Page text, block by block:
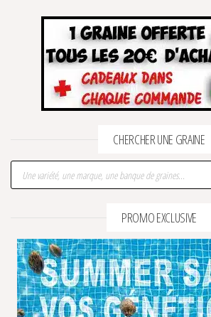
CHERCHER UNE GRAINE
Recherche de produits
PROMO EXCLUSIVE